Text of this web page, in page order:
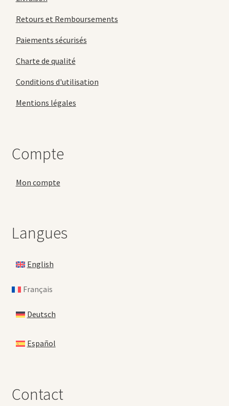
Retours et Remboursements
Paiements sécurisés
Charte de qualité
Conditions d'utilisation
Mentions légales
Compte
Mon compte
Langues
English
Français
Deutsch
Español
Contact